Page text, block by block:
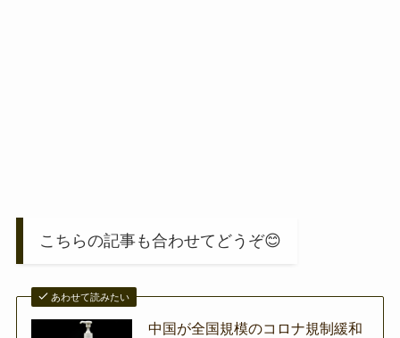
こちらの記事も合わせてどうぞ😊
あわせて読みたい
中国が全国規模のコロナ規制緩和